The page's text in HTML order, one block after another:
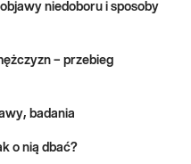
przed rozpoczęciem diety
Dobrze dobrany
dopasować sposób
można wykryć, a
niedoboru i sposoby
– przebieg
badania
o nią dbać?